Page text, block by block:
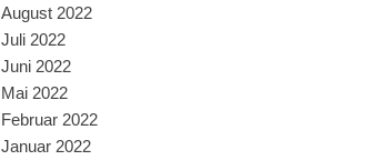
August 2022
Juli 2022
Juni 2022
Mai 2022
Februar 2022
Januar 2022